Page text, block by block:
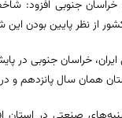
خراسان جنوبی افزود:
از نظر پایین بودن
همان سال پانزدهم و در